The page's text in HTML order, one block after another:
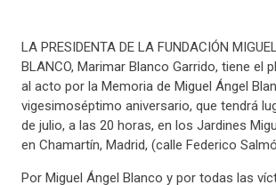
LA PRESIDENTA DE LA FUNDACIÓN
BLANCO, Marimar Blanco Garrido, tiene el
al acto por la Memoria de Miguel Ángel
vigesimoséptimo aniversario, que tendrá
de julio, a las 20 horas, en los Jardines
en Chamartín, Madrid, (calle Federico
Por Miguel Ángel Blanco y por todas las